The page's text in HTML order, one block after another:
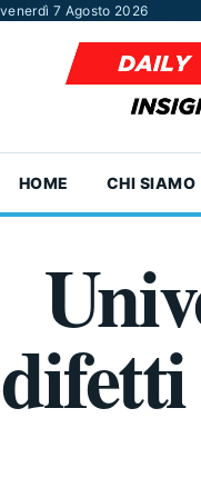
Vai al contenuto
venerdì 7 Agosto 2026
HOME CHI SIAMO